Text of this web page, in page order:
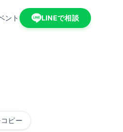
ント LINEで相談
ピー